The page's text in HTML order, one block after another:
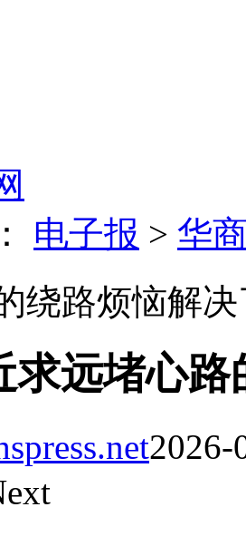
电子报 > 华
绕路烦恼解
求远堵心路
2026-